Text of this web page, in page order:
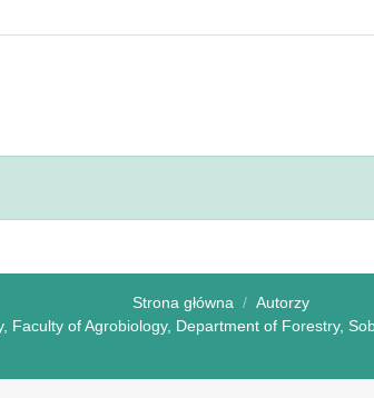
Strona główna
Autorzy
Faculty of Agrobiology, Department of Forestry,